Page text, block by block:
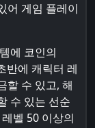
어 게임 플레이
에 코인의
반에 캐릭터 레
할 수 있고, 해
수 있는 선순
벨 50 이상의